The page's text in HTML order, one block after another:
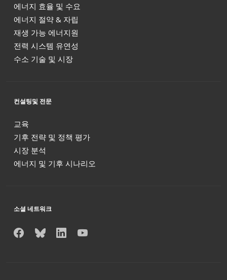
에너지 효율 및 수요
에너지 절약 & 자립
재생 가능 에너지원
전력 시스템 유연성
수소 기술 및 시장
컨설팅및 전문
교육
기후 전략 및 정책 평가
시장 분석
에너지 및 기후 시나리오
소셜 네트워크